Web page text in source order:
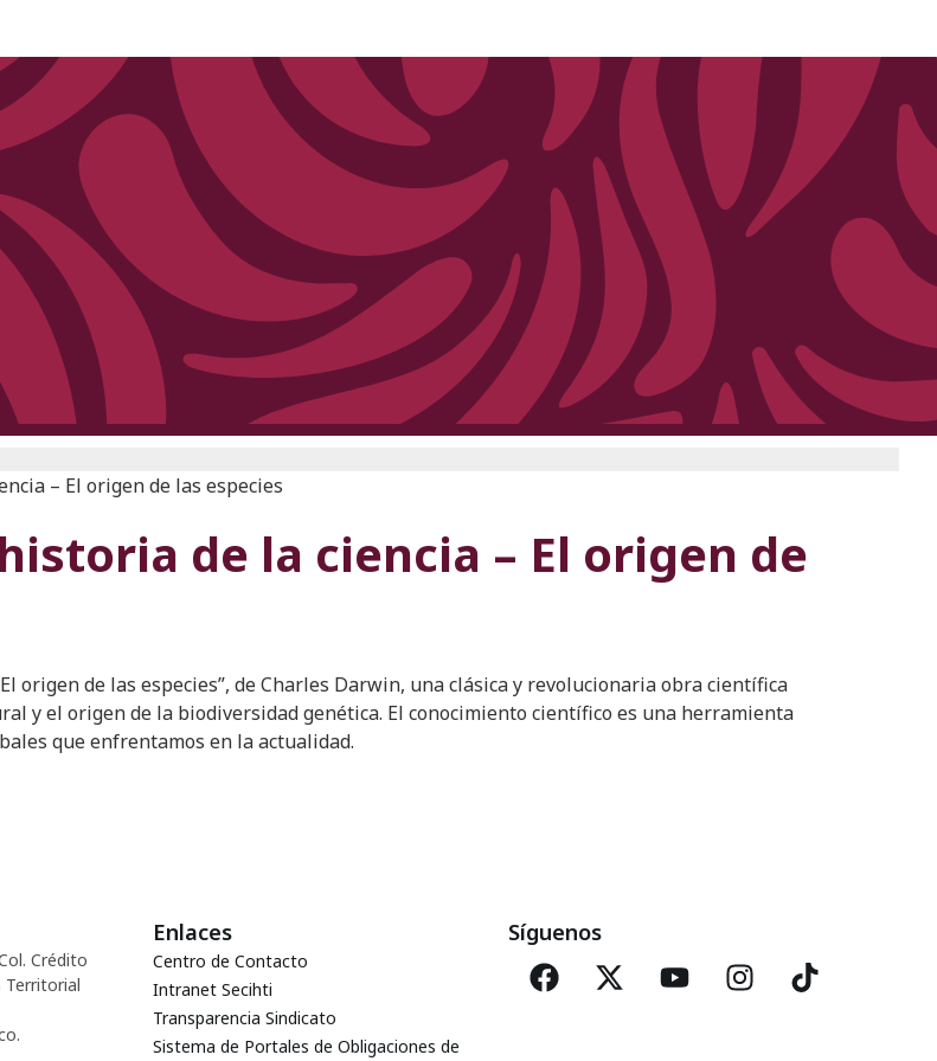
– El origen de las especies
de la ciencia – El origen de
origen de las especies”, de Charles Darwin, una clásica y revolucionaria obra científica
y el origen de la biodiversidad genética. El conocimiento científico es una herramienta
que enfrentamos en la actualidad.
Crédito
Territorial
Enlaces
Centro de Contacto
Intranet Secihti
Transparencia Sindicato
Sistema de Portales de Obligaciones de
Síguenos